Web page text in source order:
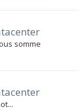
somme